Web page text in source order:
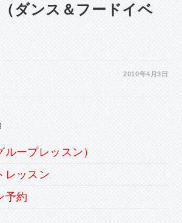
ダンス＆フードイベ
2010年4月3日
ープレッスン）
レッスン
予約